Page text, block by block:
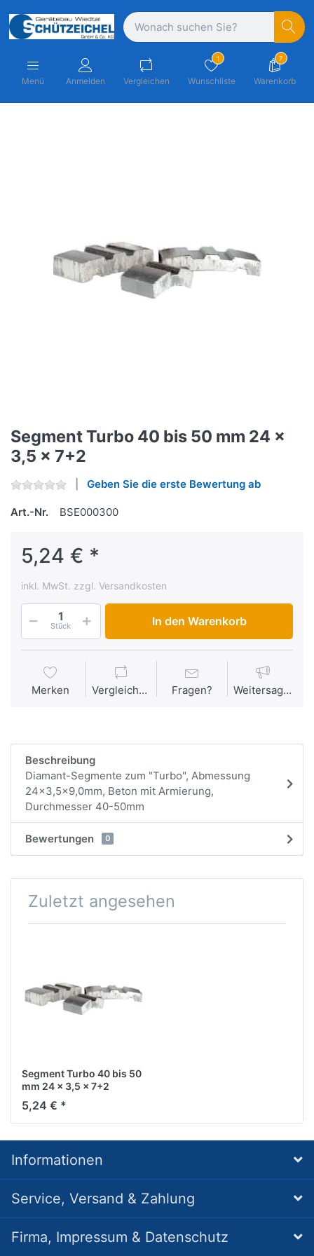
Menü Anmelden Vergleichen
1
Wunschliste
7
Warenkorb
Segment Turbo 40 bis 50 mm 24 x
3,5 x 7+2
Geben Sie die erste Bewertung ab
Art.-Nr. BSE000300
5,24 € *
inkl. MwSt. zzgl. Versandkosten
Stück In den Warenkorb
Merken Vergleichen Fragen? Weitersagen
Beschreibung
Diamant-Segmente zum "Turbo", Abmessung
24x3,5x9,0mm, Beton mit Armierung,
Durchmesser 40-50mm
Bewertungen 0
Zuletzt angesehen
Segment Turbo 40 bis 50
mm 24 x 3,5 x 7+2
5,24 € *
Informationen
Service, Versand & Zahlung
Firma, Impressum & Datenschutz